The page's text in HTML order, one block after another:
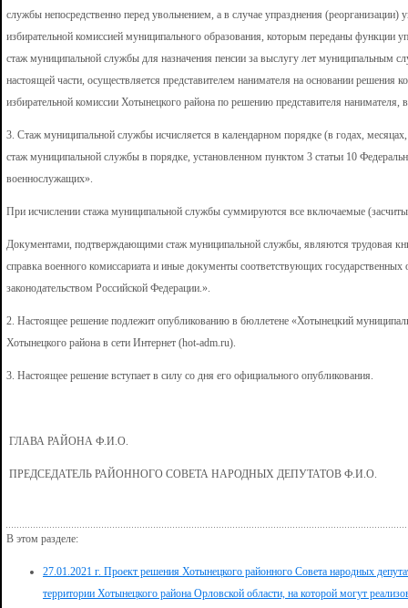
службы непосредственно перед увольнением, а в случае упразднения
избирательной комиссией муниципального образования, которым переданы функции
стаж муниципальной службы для назначения пенсии за выслугу лет муниципальным
настоящей части, осуществляется представителем нанимателя на основании решения
избирательной комиссии Хотынецкого района по решению представителя
3. Стаж муниципальной службы исчисляется в календарном порядке (в годах,
стаж муниципальной службы в порядке, установленном пунктом 3 статьи 10
военнослужащих».
При исчислении стажа муниципальной службы суммируются все включаемые
Документами, подтверждающими стаж муниципальной службы, являются трудовая
справка военного комиссариата и иные документы соответствующих
законодательством Российской Федерации.».
2. Настоящее решение подлежит опубликованию в бюллетене «Хотынецкий
Хотынецкого района в сети Интернет (hot-adm.ru).
3. Настоящее решение вступает в силу со дня его официального опубликования.
ГЛАВА РАЙОНА Ф.И.О.
ПРЕДСЕДАТЕЛЬ РАЙОННОГО СОВЕТА НАРОДНЫХ ДЕПУТАТОВ Ф.И.О.
В этом разделе:
27.01.2021 г. Проект решения Хотынецкого районного Совета народных
территории Хотынецкого района Орловской области, на которой могут